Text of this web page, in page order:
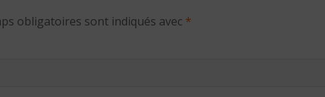
obligatoires sont indiqués avec *